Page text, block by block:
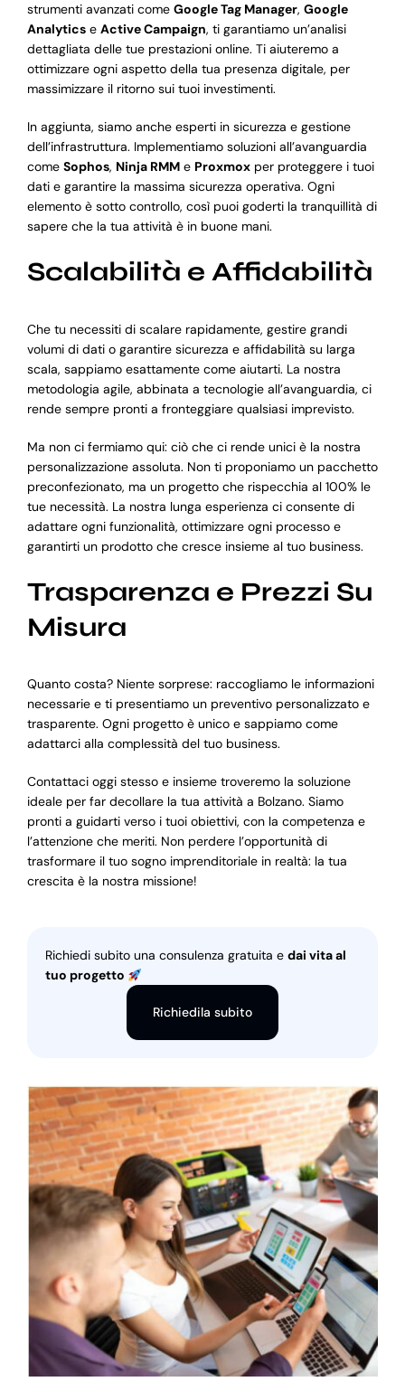
strumenti avanzati come Google Tag Manager, Google
Analyticse Active Campaign, ti garantiamo un’analisi
dettagliata delle tue prestazioni online. Ti aiuteremo a
ottimizzare ogni aspetto della tua presenza digitale, per
massimizzare il ritorno sui tuoi investimenti.
In aggiunta, siamo anche esperti in sicurezza e gestione
dell’infrastruttura. Implementiamo soluzioni all’avanguardia
come Sophos, Ninja RMMe Proxmoxper proteggere i tuoi
dati e garantire la massima sicurezza operativa. Ogni
elemento è sotto controllo, così puoi goderti la tranquillità di
sapere che la tua attività è in buone mani.
Scalabilità e Affidabilità
Che tu necessiti di scalare rapidamente, gestire grandi
volumi di dati o garantire sicurezza e affidabilità su larga
scala, sappiamo esattamente come aiutarti. La nostra
metodologia agile, abbinata a tecnologie all’avanguardia, ci
rende sempre pronti a fronteggiare qualsiasi imprevisto.
Ma non ci fermiamo qui: ciò che ci rende unici è la nostra
personalizzazione assoluta. Non ti proponiamo un pacchetto
preconfezionato, ma un progetto che rispecchia al 100% le
tue necessità. La nostra lunga esperienza ci consente di
adattare ogni funzionalità, ottimizzare ogni processo e
garantirti un prodotto che cresce insieme al tuo business.
Trasparenza e Prezzi Su
Misura
Quanto costa? Niente sorprese: raccogliamo le informazioni
necessarie e ti presentiamo un preventivo personalizzato e
trasparente. Ogni progetto è unico e sappiamo come
adattarci alla complessità del tuo business.
Contattaci oggi stesso e insieme troveremo la soluzione
ideale per far decollare la tua attività a Bolzano. Siamo
pronti a guidarti verso i tuoi obiettivi, con la competenza e
l’attenzione che meriti. Non perdere l’opportunità di
trasformare il tuo sogno imprenditoriale in realtà: la tua
crescita è la nostra missione!
Richiedi subito una consulenza gratuita e dai vita al
tuo progetto
Richiedila subito